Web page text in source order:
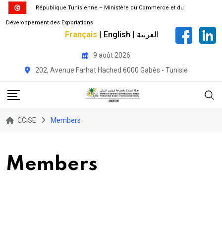
République Tunisienne – Ministère du Commerce et du
Développement des Exportations
Français English
العربية
9 août 2026
202, Avenue Farhat Hached 6000 Gabès - Tunisie
CCISE Members
Members